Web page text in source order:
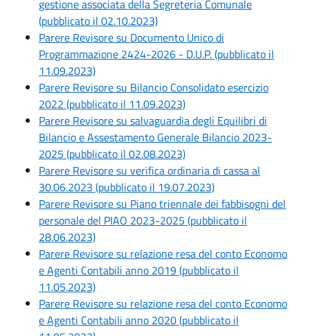
gestione associata della Segreteria Comunale
(pubblicato il 02.10.2023)
Parere Revisore su Documento Unico di
Programmazione 2424-2026 - D.U.P. (pubblicato il
11.09.2023)
Parere Revisore su Bilancio Consolidato esercizio
2022 (pubblicato il 11.09.2023)
Parere Revisore su salvaguardia degli Equilibri di
Bilancio e Assestamento Generale Bilancio 2023-
2025 (pubblicato il 02.08.2023)
Parere Revisore su verifica ordinaria di cassa al
30.06.2023 (pubblicato il 19.07.2023)
Parere Revisore su Piano triennale dei fabbisogni del
personale del PIAO 2023-2025 (pubblicato il
28.06.2023)
Parere Revisore su relazione resa del conto Economo
e Agenti Contabili anno 2019 (pubblicato il
11.05.2023)
Parere Revisore su relazione resa del conto Economo
e Agenti Contabili anno 2020 (pubblicato il